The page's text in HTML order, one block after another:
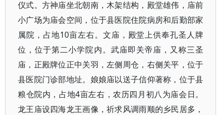
仪式。方神庙坐北朝南，木架结构，殿堂雄伟，庙前
小广场为庙会空间，位于县医院住院病房和后勤部家
属院，占地10亩左右。文庙，殿堂上供奉孔圣人牌
位，位于第二小学院内。武庙即关帝庙，又称三圣
庙，正殿牌位正中关羽，左侧周仓，右侧关平，位于
县医院门诊部地址。娘娘庙以送子信仰著称，位于县
粮仓院内，占地4亩左右，农历四月初八为庙会日。
龙王庙设四海龙王画像，祈求风调雨顺的乡民居多，